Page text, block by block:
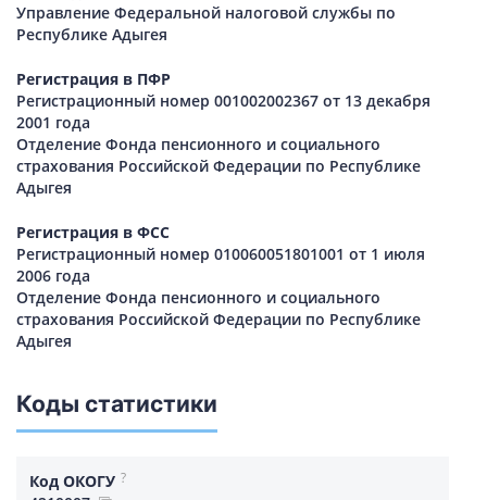
Управление Федеральной налоговой службы по
Республике Адыгея
Регистрация в ПФР
Регистрационный номер 001002002367 от 13 декабря
2001 года
Отделение Фонда пенсионного и социального
страхования Российской Федерации по Республике
Адыгея
Регистрация в ФСС
Регистрационный номер 010060051801001 от 1 июля
2006 года
Отделение Фонда пенсионного и социального
страхования Российской Федерации по Республике
Адыгея
Коды статистики
Код ОКОГУ ?